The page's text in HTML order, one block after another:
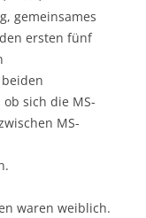
gemeinsames
ersten fünf
sich die MS-
MS-
waren weiblich.